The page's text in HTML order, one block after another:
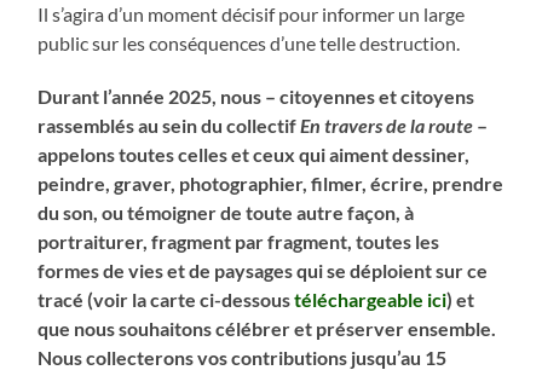
Il s’agira d’un moment décisif pour informer un large
public sur les conséquences d’une telle destruction.
Durant l’année 2025, nous – citoyennes et citoyens
rassemblés au sein du collectifEn travers de la route –
appelons toutes celles et ceux qui aiment dessiner,
peindre, graver, photographier, filmer, écrire, prendre
du son, ou témoigner de toute autre façon, à
portraiturer, fragment par fragment, toutes les
formes de vies et de paysages qui se déploient sur ce
tracé (voir la carte ci-dessoustéléchargeable ici) et
que nous souhaitons célébrer et préserver ensemble.
Nous collecterons vos contributions jusqu’au 15